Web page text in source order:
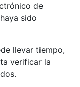
de
sido
llevar tiempo,
verificar la